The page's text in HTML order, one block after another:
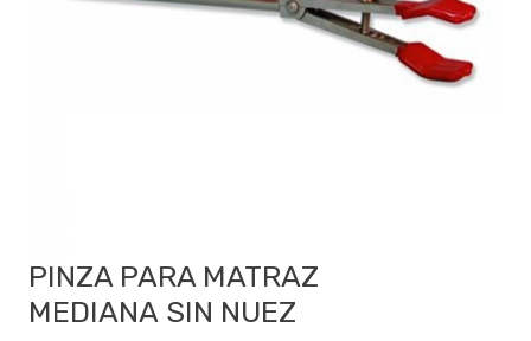
PINZA PARA MATRAZ
MEDIANA SIN NUEZ